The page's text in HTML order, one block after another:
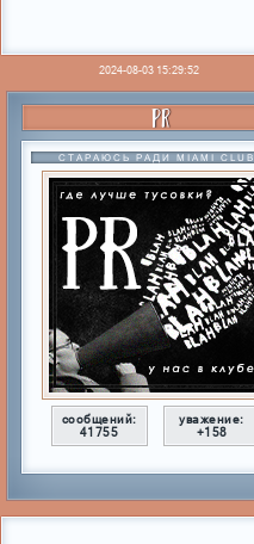
2024-08-03 15:29:52
PR
СТАРАЮСЬ РАДИ MIAMI CLUB
сообщений:
41755
уважение:
+158